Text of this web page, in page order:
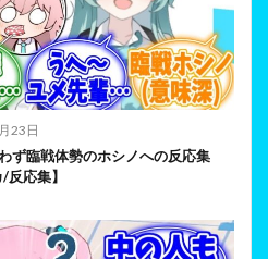
23日
ず臨戦体勢のホシノへの反応集
応集】